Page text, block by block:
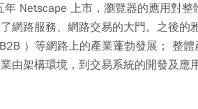
Netscape 上市，瀏覽器的應用對整
網路服務、網路交易的大門。之後的
）等網路上的產業蓬勃發展； 整體
由架構環境，到交易系統的開發及應